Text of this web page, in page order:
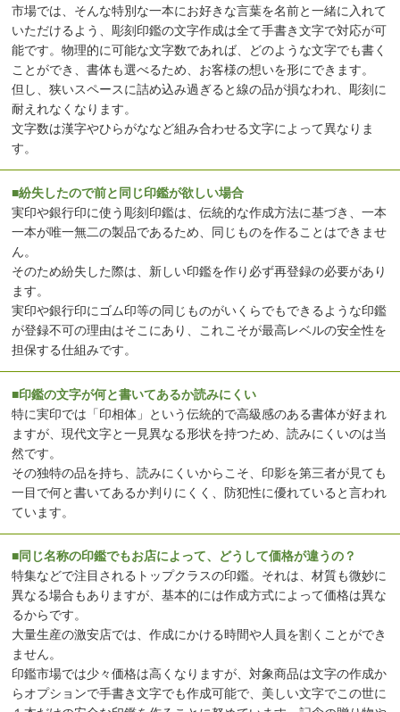
市場では、そんな特別な一本にお好きな言葉を名前と一緒に入れて
いただけるよう、彫刻印鑑の文字作成は全て手書き文字で対応が可
能です。物理的に可能な文字数であれば、どのような文字でも書く
ことができ、書体も選べるため、お客様の想いを形にできます。
但し、狭いスペースに詰め込み過ぎると線の品が損なわれ、彫刻に
耐えれなくなります。
文字数は漢字やひらがななど組み合わせる文字によって異なりま
す。
■紛失したので前と同じ印鑑が欲しい場合
実印や銀行印に使う彫刻印鑑は、伝統的な作成方法に基づき、一本
一本が唯一無二の製品であるため、同じものを作ることはできませ
ん。
そのため紛失した際は、新しい印鑑を作り必ず再登録の必要があり
ます。
実印や銀行印にゴム印等の同じものがいくらでもできるような印鑑
が登録不可の理由はそこにあり、これこそが最高レベルの安全性を
担保する仕組みです。
■印鑑の文字が何と書いてあるか読みにくい
特に実印では「印相体」という伝統的で高級感のある書体が好まれ
ますが、現代文字と一見異なる形状を持つため、読みにくいのは当
然です。
その独特の品を持ち、読みにくいからこそ、印影を第三者が見ても
一目で何と書いてあるか判りにくく、防犯性に優れていると言われ
ています。
■同じ名称の印鑑でもお店によって、どうして価格が違うの？
特集などで注目されるトップクラスの印鑑。それは、材質も微妙に
異なる場合もありますが、基本的には作成方式によって価格は異な
るからです。
大量生産の激安店では、作成にかける時間や人員を割くことができ
ません。
印鑑市場では少々価格は高くなりますが、対象商品は文字の作成か
らオプションで手書き文字でも作成可能で、美しい文字でこの世に